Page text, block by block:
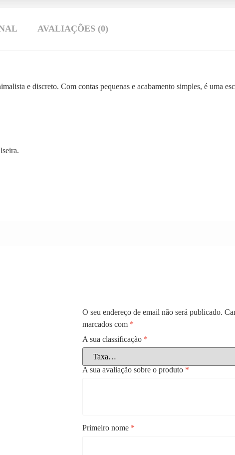
AVALIAÇÕES (0)
e discreto. Com contas pequenas e acabamento simples, é uma
O seu endereço de email não será publicado.
marcados com *
A sua classificação *
A sua avaliação sobre o produto *
Primeiro nome *